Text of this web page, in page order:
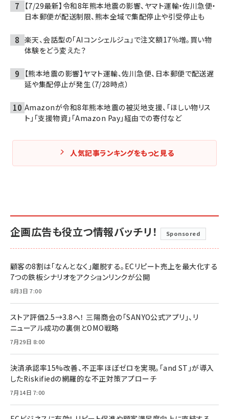
【7/29最新】令和8年熊本地震の影響、ヤマト運輸・佐川急便・
日本郵便が配送制限、熊本全域で集配停止や引受停止も
楽天、会話型の「AIコンシェルジュ」で注文額17％増。買い物
体験をどう変えた？
【熊本地震の影響】ヤマト運輸、佐川急便、日本郵便で配送遅
延や集配停止が発生（7/28時点）
Amazonが令和8年熊本地震の被災地支援、「ほしい物リス
ト」「支援物資」「Amazon Pay」経由での寄付など
人気記事ランキングをもっと見る
企画広告も役立つ情報バッチリ！ Sponsored
顧客の8割は「なんとなく」離脱する。ECリピート売上を最大化する
7つの鉄板シナリオをアクションリンクが公開
8月3日 7:00
ストア評価2.5→3.8へ！ 三陽商会の「SANYO公式アプリ」、リ
ニューアル成功の裏側とOMO戦略
7月29日 8:00
決済承認率15%改善、不正率ほぼゼロを実現。「and ST」が導入
したRiskifiedの網羅的な不正対策アプローチ
7月14日 7:00